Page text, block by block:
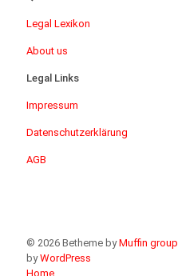
Legal Lexikon
About us
Legal Links
Impressum
Datenschutzerklärung
AGB
© 2026 Betheme byMuffin group
byWordPress
Home